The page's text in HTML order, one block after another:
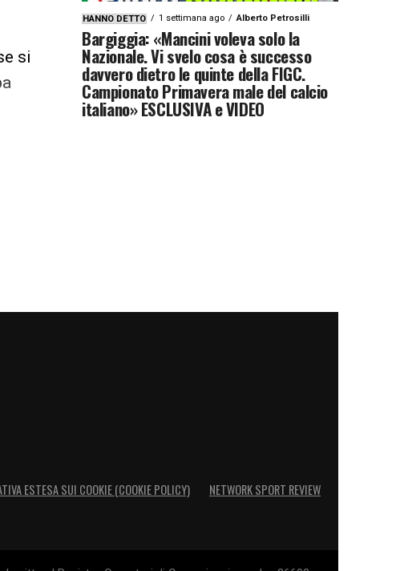
si
HANNO DETTO 1 settimana ago Alberto Petrosilli
Bargiggia: «Mancini voleva solo la
Nazionale. Vi svelo cosa è successo
davvero dietro le quinte della FIGC.
Campionato Primavera male del calcio
italiano» ESCLUSIVA e VIDEO
ESTESA SUI COOKIE (COOKIE POLICY) NETWORK SPORT REVIEW